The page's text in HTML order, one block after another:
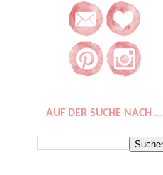
AUF DER SUCHE NACH ...